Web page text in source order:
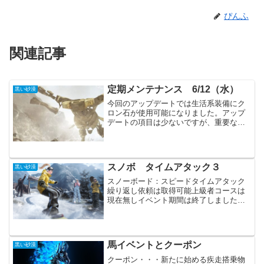
ぴんふ
関連記事
黒い砂漠 定期メンテナンス 6/12（水）
今回のアップデートでは生活系装備にク
ロン石が使用可能になりました。アップ
デートの項目は少ないですが、重要な内
アップデート拠点戦、...
黒い砂漠 スノボ タイムアタック３
スノーボード：スピードタイムアタック
繰り返し依頼は取得可能上級者コースは
現在無しイベント期間は終了しました
使えればもう少し早くなりそ...
黒い砂漠 馬イベントとクーポン
クーポン・・・新たに始める疾走搭乗物